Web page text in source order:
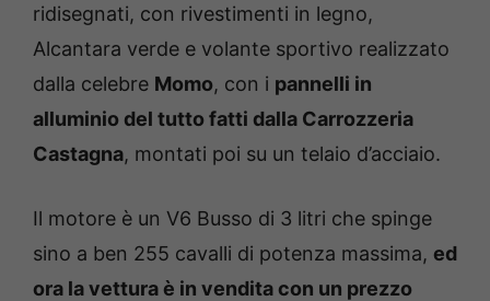
ridisegnati, con rivestimenti in legno,
Alcantara verde e volante sportivo realizzato
dalla celebre Momo, con i pannelli in
alluminio del tutto fatti dalla Carrozzeria
Castagna, montati poi su un telaio d’acciaio.
Il motore è un V6 Busso di 3 litri che spinge
sino a ben 255 cavalli di potenza massima, ed
ora la vettura è in vendita con un prezzo